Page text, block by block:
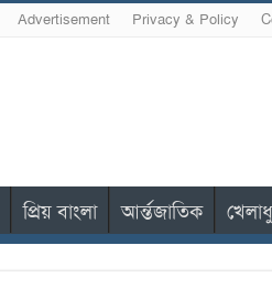
Advertisement Privacy & Policy
প্রিয় বাংলা আর্ন্তজাতিক